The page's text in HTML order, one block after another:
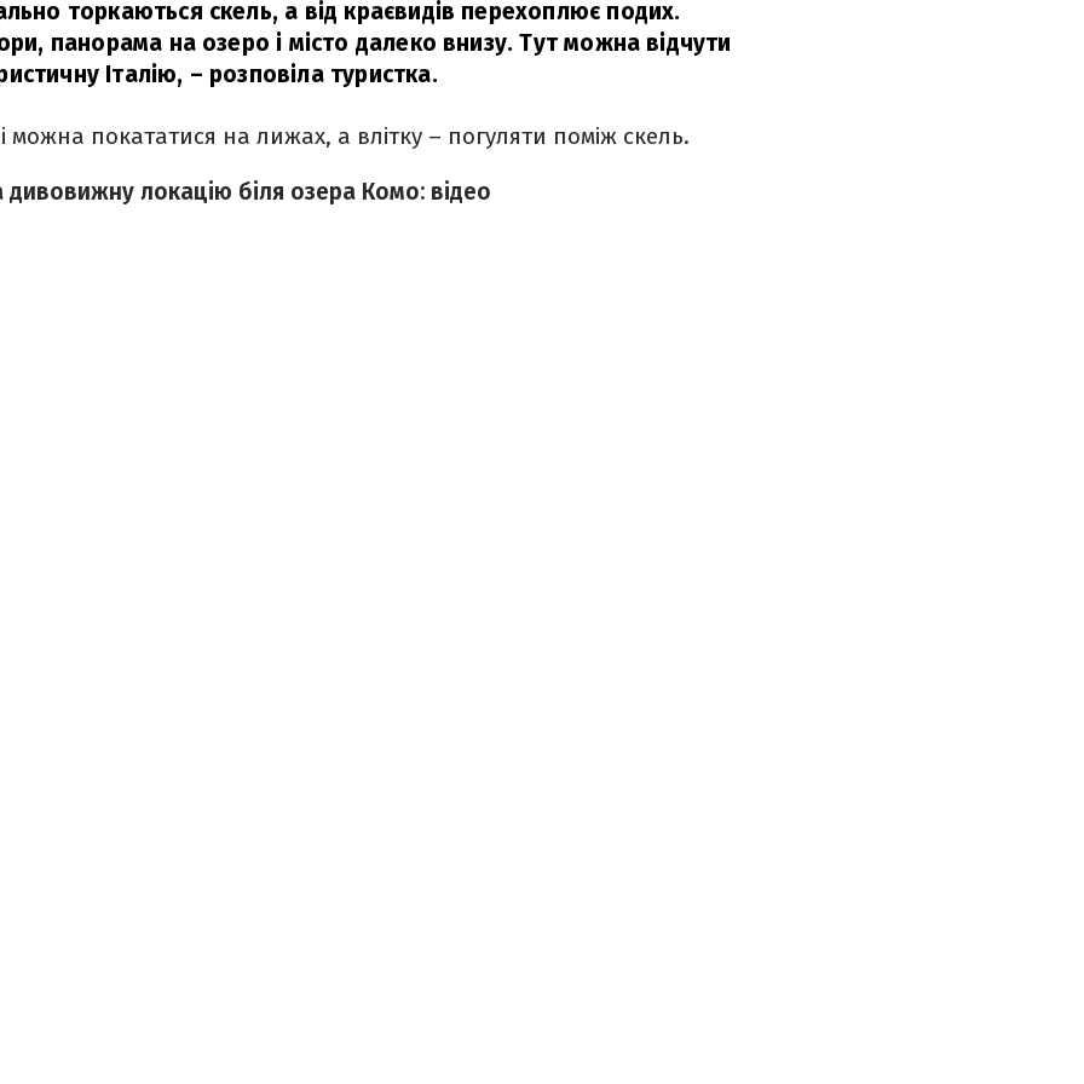
торкаються скель, а від краєвидів перехоплює подих.
панорама на озеро і місто далеко внизу. Тут можна відчути
Італію, – розповіла туристка.
покататися на лижах, а влітку – погуляти поміж скель.
дивовижну локацію біля озера Комо: відео